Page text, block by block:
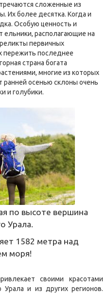
сложенные из
Их более десятка. Когда и
Особую ценность и
ельники, располагающие на
первичных
пережить последнее
страна богата
многие из которых
ранней осенью склоны очень
и голубики.
по высоте вершина
Урала.
1582 метра над
моря!
своими красотами
и из других регионов.